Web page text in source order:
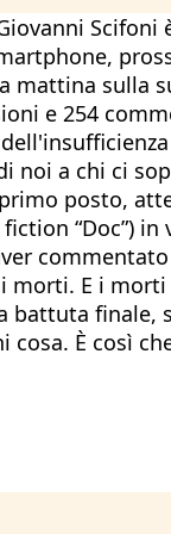
Scifoni
mattina sulla
e 254
a chi ci
posto,
“Doc”)
morti. E i
finale,
È così